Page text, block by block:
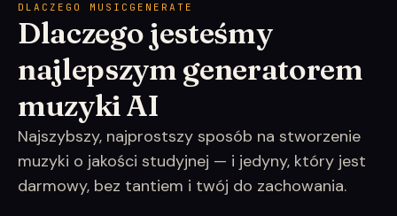
DLACZEGO MUSICGENERATE
Dlaczego jesteśmy
najlepszym generatorem
muzyki AI
Najszybszy, najprostszy sposób na stworzenie
muzyki o jakości studyjnej — i jedyny, który jest
darmowy, bez tantiem i twój do zachowania.